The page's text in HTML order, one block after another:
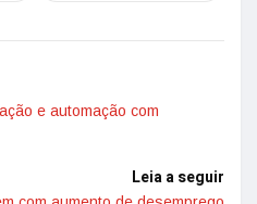
e automação com
Leia a seguir